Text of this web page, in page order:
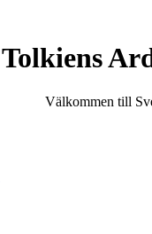
Tolkiens
Välkommen till